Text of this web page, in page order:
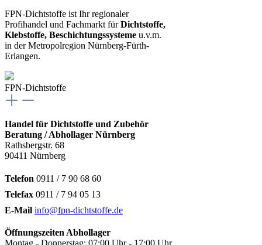
FPN-Dichtstoffe ist Ihr regionaler
Profihandel und Fachmarkt fürDichtstoffe,
Klebstoffe, Beschichtungssysteme u.v.m.
in der Metropolregion Nürnberg-Fürth-
Erlangen.
FPN-Dichtstoffe
Handel für Dichtstoffe und Zubehör
Beratung / Abhollager Nürnberg
Rathsbergstr. 68
90411 Nürnberg
Telefon 0911 / 7 90 68 60
Telefax 0911 / 7 94 05 13
E-Mail info@fpn-dichtstoffe.de
Öffnungszeiten Abhollager